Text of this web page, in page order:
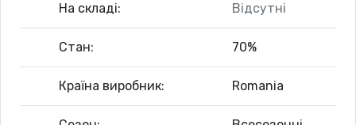
На складі: Відсутні
Стан: 70%
Країна виробник: Romania